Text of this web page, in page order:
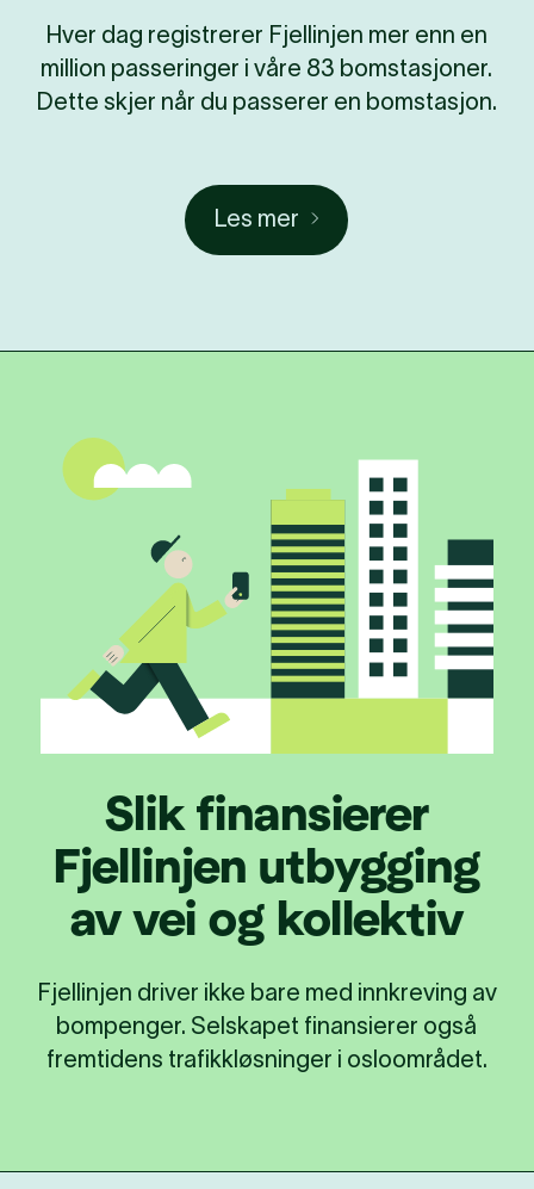
Hver dag registrerer Fjellinjen mer enn en
million passeringer i våre 83 bomstasjoner.
Dette skjer når du passerer en bomstasjon.
Les mer
Slik finansierer
Fjellinjen utbygging
av vei og kollektiv
Fjellinjen driver ikke bare med innkreving av
bompenger. Selskapet finansierer også
fremtidens trafikkløsninger i osloområdet.